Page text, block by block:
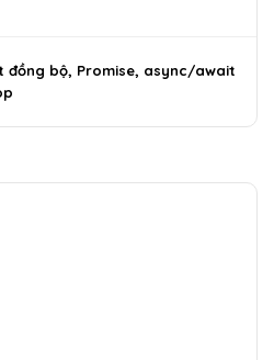
đồng bộ, Promise, async/await